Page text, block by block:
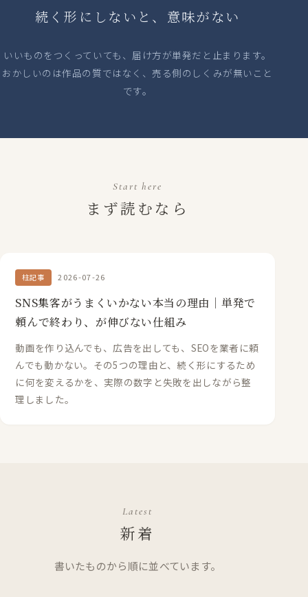
続く形にしないと、意味がない
いいものをつくっていても、届け方が単発だと止まります。
おかしいのは作品の質ではなく、売る側のしくみが無いこと
です。
Start here
まず読むなら
柱記事 2026-07-26
SNS集客がうまくいかない本当の理由｜単発で
頼んで終わり、が伸びない仕組み
動画を作り込んでも、広告を出しても、SEOを業者に頼
んでも動かない。その5つの理由と、続く形にするため
に何を変えるかを、実際の数字と失敗を出しながら整
理しました。
Latest
新着
書いたものから順に並べています。